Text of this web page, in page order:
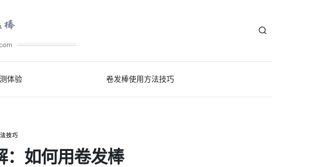
体验 卷发棒使用方法技巧
技巧
：如何用卷发棒